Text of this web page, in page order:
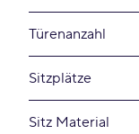
Türenanzahl
Sitzplätze
Sitz Material